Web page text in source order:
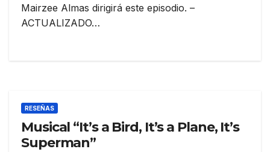
Mairzee Almas dirigirá este episodio. –
ACTUALIZADO…
RESEÑAS
Musical “It’s a Bird, It’s a Plane, It’s
Superman”